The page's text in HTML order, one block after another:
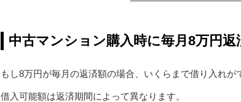
中古マンション購入時に毎月8万円
もし8万円が毎月の返済額の場合、いくらまで借り入れが
借入可能額は返済期間によって異なります。